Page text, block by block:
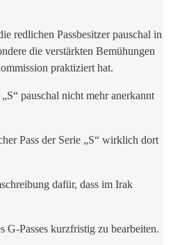
redlichen Passbesitzer pauschal in
die verstärkten Bemühungen
praktiziert hat.
pauschal nicht mehr anerkannt
Pass der Serie „S“ wirklich dort
dafür, dass im Irak
Passes kurzfristig zu bearbeiten.